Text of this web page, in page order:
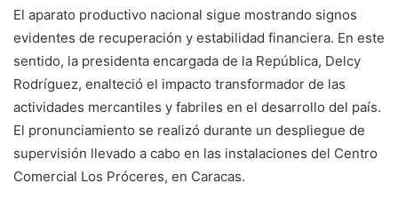
El aparato productivo nacional sigue mostrando signos
evidentes de recuperación y estabilidad financiera. En este
sentido, la presidenta encargada de la República, Delcy
Rodríguez, enalteció el impacto transformador de las
actividades mercantiles y fabriles en el desarrollo del país.
El pronunciamiento se realizó durante un despliegue de
supervisión llevado a cabo en las instalaciones del Centro
Comercial Los Próceres, en Caracas.